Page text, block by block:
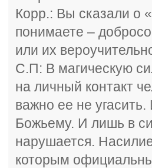
Корр.: Вы сказали о
понимаете –
или их
С.П: В магическую
на личный контакт
важно ее не
Божьему. И лишь в
нарушается.
которым